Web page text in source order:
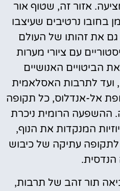
אזור זה, שטוף אור
בחובו נרטיבים שעיצבו
את זהותו של העולם
עם ציורי מערות
הביטויים האנושיים
ועד לתרבות האסלאמית
אל-אנדלוס, כל תקופה
ההשפעה הרומית ניכרת
המנקדות את הנוף,
לתקופה עתיקה של כיבוש
הנדסית.
תור זהב של תרבות,